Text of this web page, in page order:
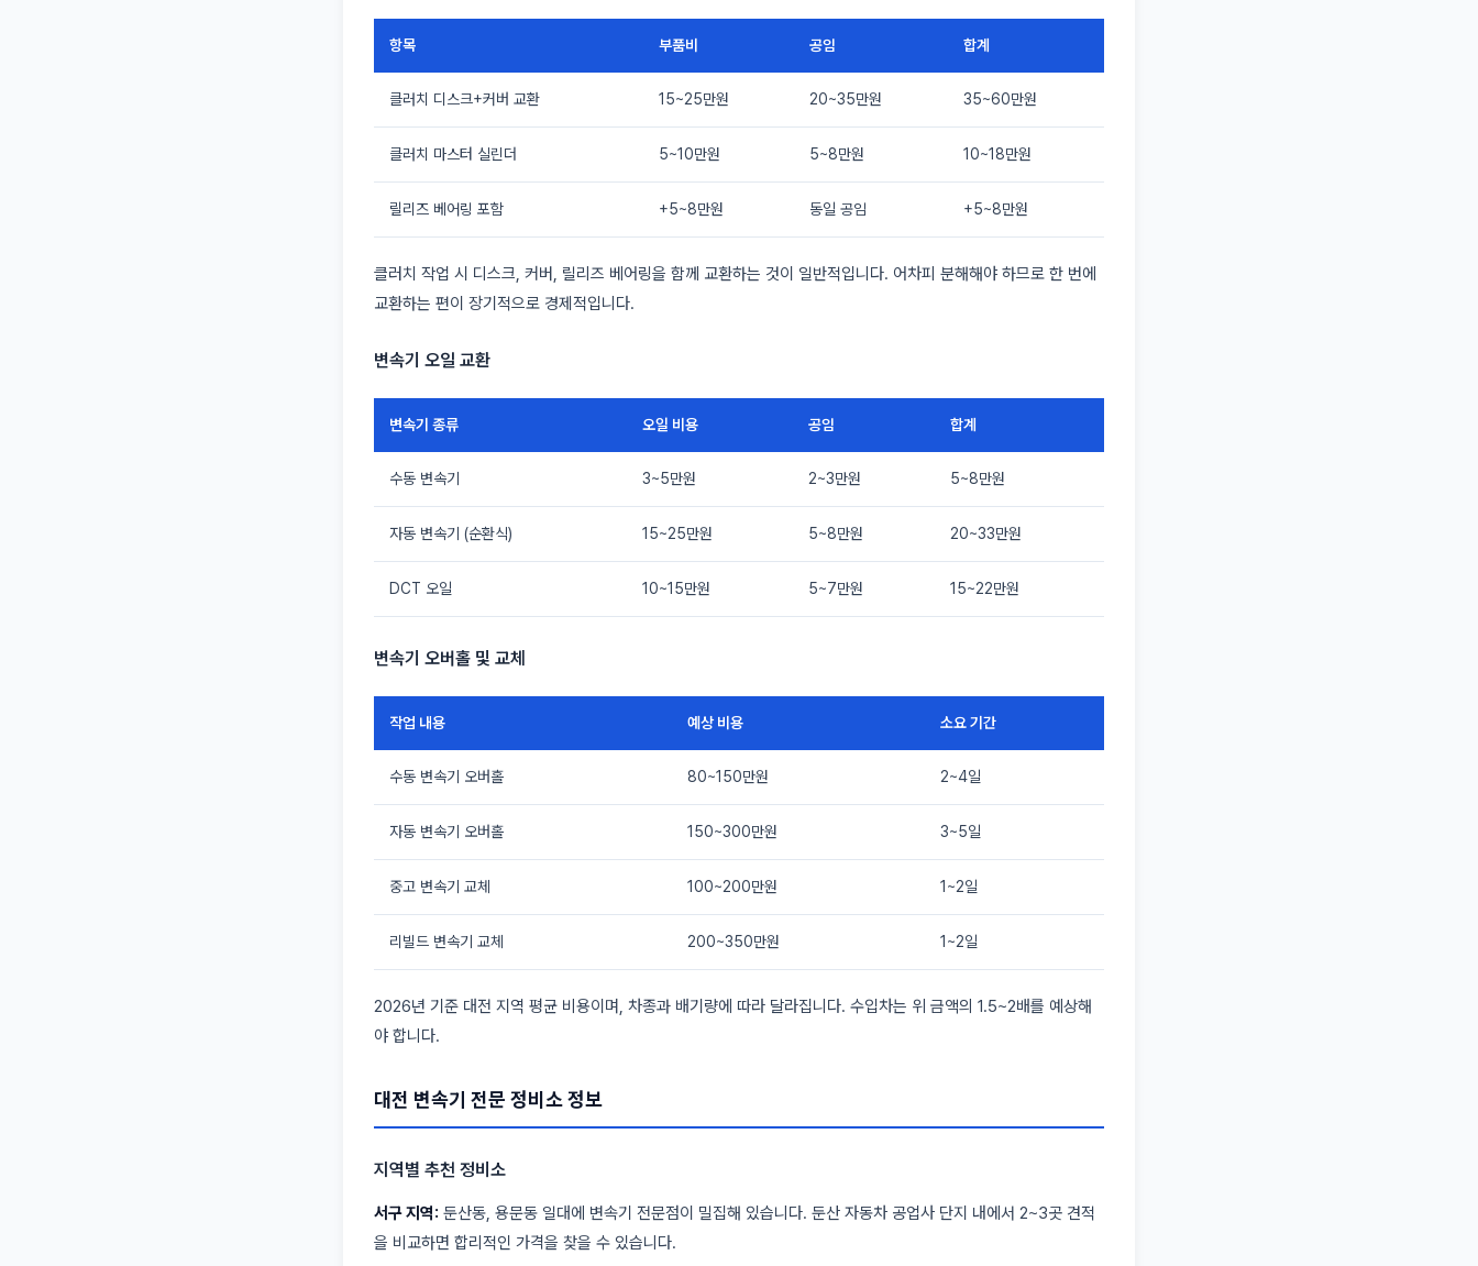
항목 부품비 공임 합계
클러치 디스크+커버 교환 15~25만원 20~35만원 35~60만원
클러치 마스터 실린더 5~10만원 5~8만원 10~18만원
릴리즈 베어링 포함 +5~8만원 동일 공임 +5~8만원
클러치 작업 시 디스크, 커버, 릴리즈 베어링을 함께 교환하는 것이 일반적입니다. 어차피 분해해야 하므로 한 번에
교환하는 편이 장기적으로 경제적입니다.
변속기 오일 교환
변속기 종류 오일 비용 공임 합계
수동 변속기 3~5만원 2~3만원 5~8만원
자동 변속기 (순환식) 15~25만원 5~8만원 20~33만원
DCT 오일 10~15만원 5~7만원 15~22만원
변속기 오버홀 및 교체
작업 내용 예상 비용 소요 기간
수동 변속기 오버홀 80~150만원 2~4일
자동 변속기 오버홀 150~300만원 3~5일
중고 변속기 교체 100~200만원 1~2일
리빌드 변속기 교체 200~350만원 1~2일
2026년 기준 대전 지역 평균 비용이며, 차종과 배기량에 따라 달라집니다. 수입차는 위 금액의 1.5~2배를 예상해
야 합니다.
대전 변속기 전문 정비소 정보
지역별 추천 정비소
서구 지역: 둔산동, 용문동 일대에 변속기 전문점이 밀집해 있습니다. 둔산 자동차 공업사 단지 내에서 2~3곳 견적
을 비교하면 합리적인 가격을 찾을 수 있습니다.